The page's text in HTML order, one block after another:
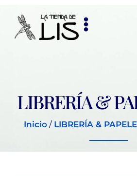
LIBRERÍA &
Inicio/ LIBRERÍA &